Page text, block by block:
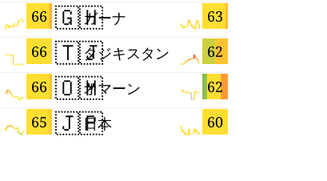
66
66
66
65
🇬🇭 63
ガーナ
🇹🇯 62
タジキスタン
🇴🇲 62
オマーン
🇯🇵 60
日本